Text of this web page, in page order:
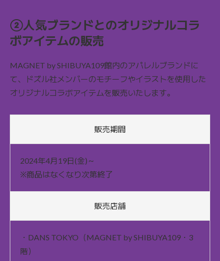
②人気ブランドとのオリジナルコラ
ボアイテムの販売
MAGNET by SHIBUYA109館内のアパレルブランドに
て、ドズル社メンバーのモチーフやイラストを使用した
オリジナルコラボアイテムを販売いたします。
販売期間
2024年4月19日(金)～
※商品はなくなり次第終了
販売店舗
・DANS TOKYO（MAGNET by SHIBUYA109・3
階）